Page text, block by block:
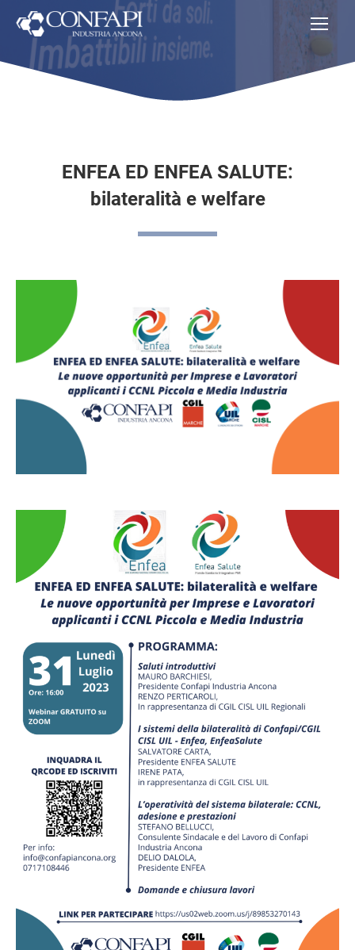
ENFEA ED ENFEA SALUTE:
bilateralità e welfare